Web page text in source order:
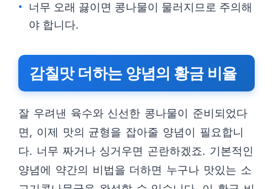
너무 오래 끓이면 콩나물이 물러지므로 주의해
야 합니다.
감칠맛 더하는 양념의 황금 비율
잘 우려낸 육수와 신선한 콩나물이 준비되었다
면, 이제 맛의 균형을 잡아줄 양념이 필요합니
다. 너무 짜거나 싱거우면 곤란하겠죠. 기본적인
양념에 약간의 비법을 더하면 누구나 맛있는 소